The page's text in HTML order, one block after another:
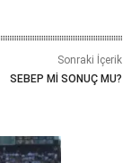
Sonraki İçerik
SEBEP Mİ SONUÇ MU?